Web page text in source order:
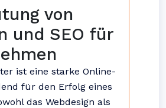
von
und SEO für
ist eine starke Online-
für den Erfolg eines
das Webdesign als